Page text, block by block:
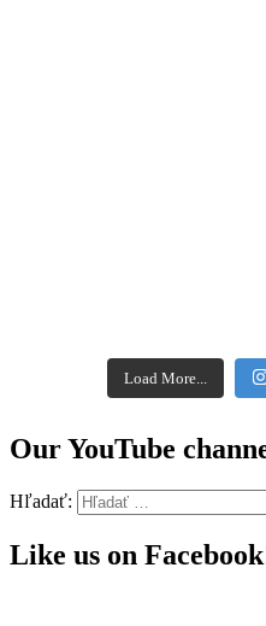
Load More...
Our YouTube
Hľadať:
Like us on